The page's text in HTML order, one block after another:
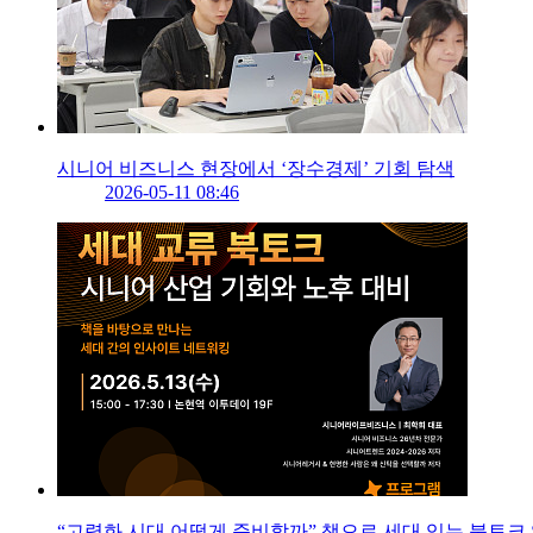
시니어 비즈니스 현장에서 ‘장수경제’ 기회 탐색
2026-05-11 08:46